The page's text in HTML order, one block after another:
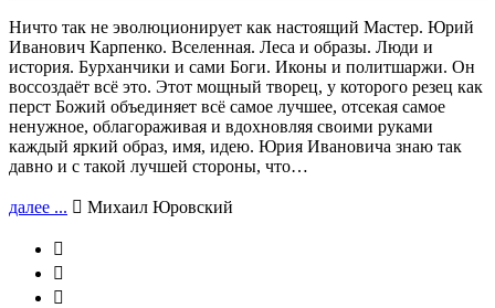
Ничто так не эволюционирует как настоящий Мастер. Юрий
Иванович Карпенко. Вселенная. Леса и образы. Люди и
история. Бурханчики и сами Боги. Иконы и политшаржи. Он
воссоздаёт всё это. Этот мощный творец, у которого резец как
перст Божий объединяет всё самое лучшее, отсекая самое
ненужное, облагораживая и вдохновляя своими руками
каждый яркий образ, имя, идею. Юрия Ивановича знаю так
давно и с такой лучшей стороны, что…
далее ...  Михаил Юровский


